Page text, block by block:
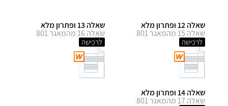
שאלה 12 ופתרון מלא
שאלה 15 מהמאגר 801
לרכישה
שאלה 13 ופתרון מלא
שאלה 16 מהמאגר 801
לרכישה
שאלה 14 ופתרון מלא
שאלה 17 מהמאגר 801